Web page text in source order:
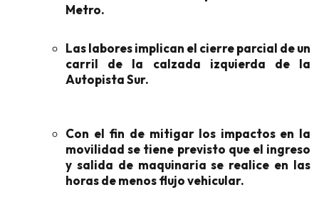
Metro.
Las labores implican el cierre parcial de un
carril de la calzada izquierda de la
Autopista Sur.
Con el fin de mitigar los impactos en la
movilidad se tiene previsto que el ingreso
y salida de maquinaria se realice en las
horas de menos flujo vehicular.